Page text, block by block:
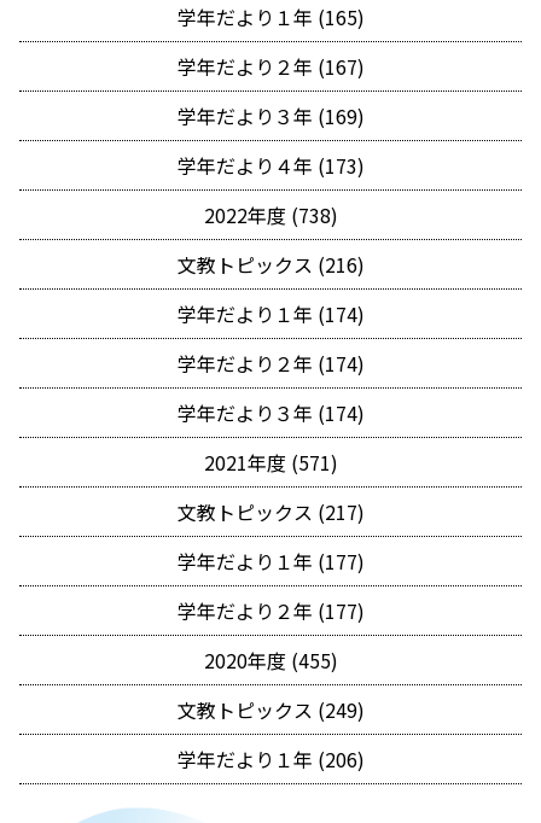
学年だより１年 (165)
学年だより２年 (167)
学年だより３年 (169)
学年だより４年 (173)
2022年度 (738)
文教トピックス (216)
学年だより１年 (174)
学年だより２年 (174)
学年だより３年 (174)
2021年度 (571)
文教トピックス (217)
学年だより１年 (177)
学年だより２年 (177)
2020年度 (455)
文教トピックス (249)
学年だより１年 (206)